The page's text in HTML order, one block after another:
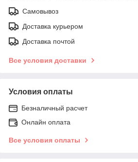
Самовывоз
Доставка курьером
Доставка почтой
Все условия доставки
Условия оплаты
Безналичный расчет
Онлайн оплата
Все условия оплаты